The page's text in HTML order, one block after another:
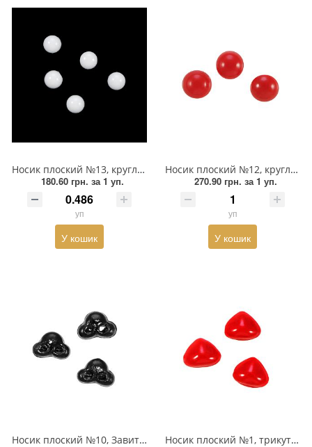
Носик плоский №13, круглий 5мм білий, 1тис.шт
180.60 грн. за 1 уп.
уп
У кошик
Носик плоский №12, круглий 12мм червоний, 1тис.шт
270.90 грн. за 1 уп.
уп
У кошик
Носик плоский №10, Завиток 10мм чорний, 1тис.шт
Носик плоский №1, трикутний 17*13мм червоний, 1тис.шт